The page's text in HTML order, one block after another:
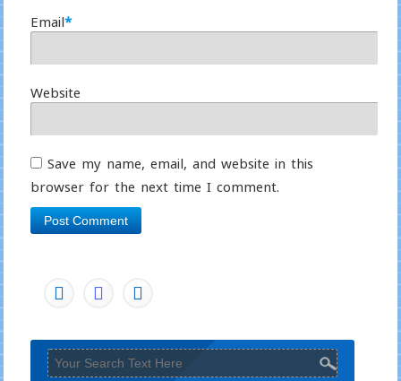
Email*
Website
Save my name, email, and website in this
browser for the next time I comment.